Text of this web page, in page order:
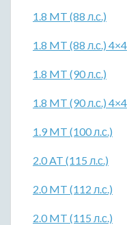
1.8 MT (88 л.с.)
1.8 MT (88 л.с.) 4×4
1.8 MT (90 л.с.)
1.8 MT (90 л.с.) 4×4
1.9 MT (100 л.с.)
2.0 AT (115 л.с.)
2.0 MT (112 л.с.)
2.0 MT (115 л.с.)